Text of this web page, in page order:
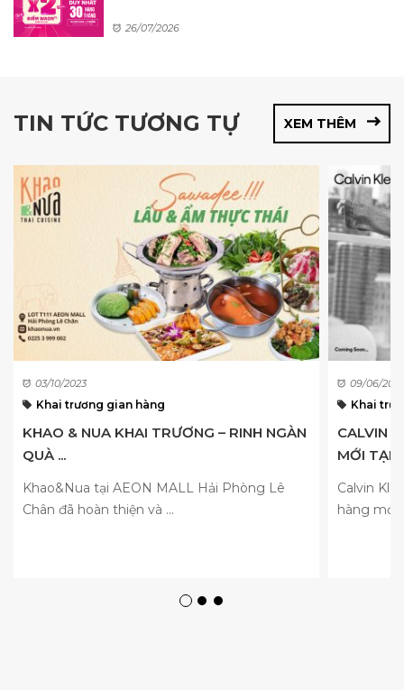
26/07/2026
TIN TỨC TƯƠNG TỰ XEM THÊM
03/10/2023
Khai trương gian hàng
KHAO & NUA KHAI TRƯƠNG – RINH NGÀN
QUÀ ...
Khao&Nua tại AEON MALL Hải Phòng Lê
Chân đã hoàn thiện và ...
09/06/
Khai
CALVIN
MỚI TẠI
Calvin
hàng mới